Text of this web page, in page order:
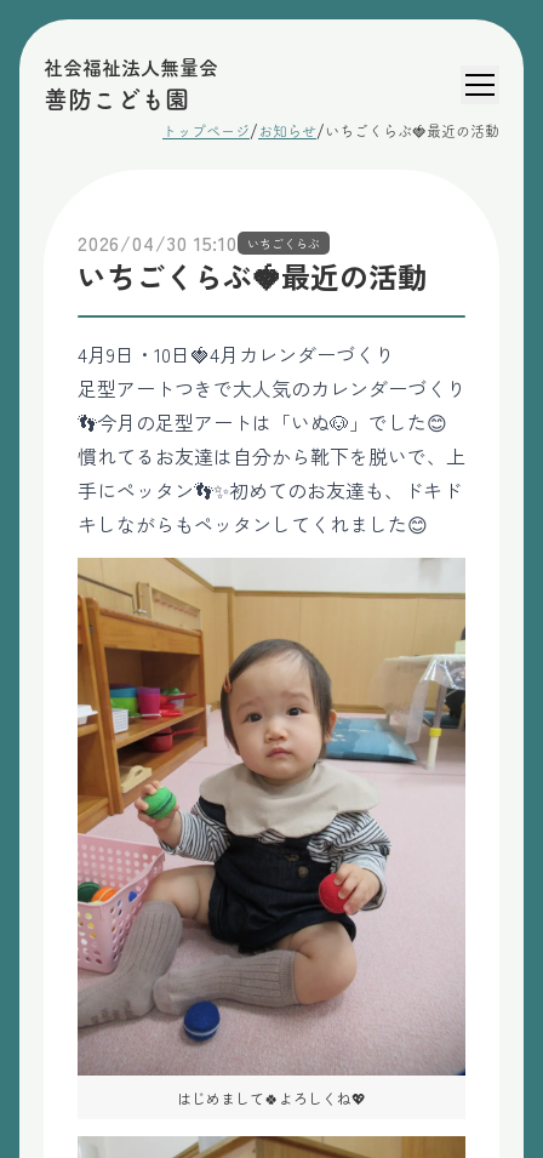
社会福祉法人無量会
善防こども園
トップページ/ お知らせ/いちごくらぶ🍓最近の活動
2026/04/30 15:10 いちごくらぶ
いちごくらぶ🍓最近の活動
4月9日・10日🍓4月カレンダーづくり
足型アートつきで大人気のカレンダーづくり
👣今月の足型アートは「いぬ🐶」でした😊
慣れてるお友達は自分から靴下を脱いで、上
手にペッタン👣✨初めてのお友達も、ドキド
キしながらもペッタンしてくれました😊
はじめまして🍀よろしくね💖